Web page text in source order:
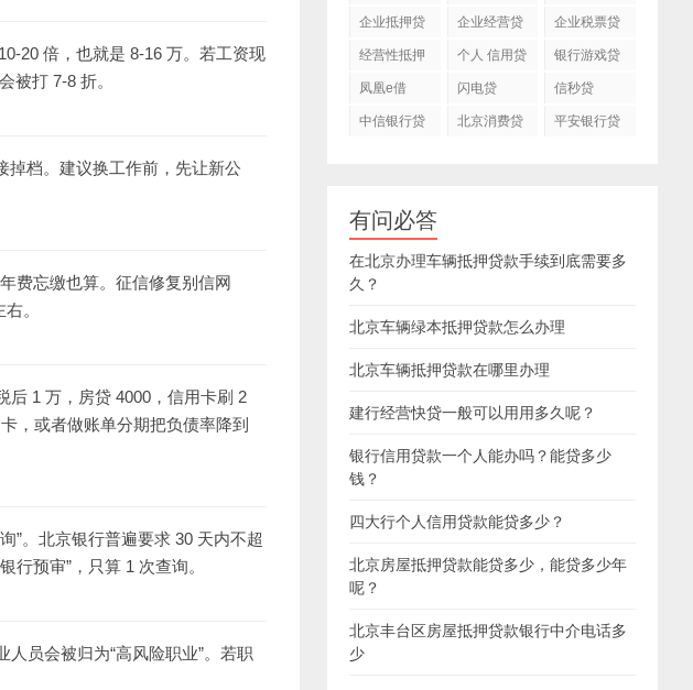
20 倍，也就是 8-16 万。若工资现
被打 7-8 折。
掉档。建议换工作前，先让新公
费忘缴也算。征信修复别信网
。
后 1 万，房贷 4000，信用卡刷 2
，或者做账单分期把负债率降到
”。北京银行普遍要求 30 天内不超
行预审”，只算 1 次查询。
员会被归为“高风险职业”。若职
款
款
押贷款公司
企业抵押贷
款
企业经营贷
款
企业税票贷
经营性抵押
贷款
个人 信用贷
款
银行游戏贷
款
凤凰e借 闪电贷 信秒贷
中信银行贷
北京消费贷
平安银行贷
有问必答
在北京办理车辆抵押贷款手续到底需要多
久？
北京车辆绿本抵押贷款怎么办理
北京车辆抵押贷款在哪里办理
建行经营快贷一般可以用用多久呢？
银行信用贷款一个人能办吗？能贷多少
钱？
四大行个人信用贷款能贷多少？
北京房屋抵押贷款能贷多少，能贷多少年
呢？
北京丰台区房屋抵押贷款银行中介电话多
少